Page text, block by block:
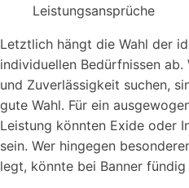
Leistungsansprüche
Letztlich hängt die Wahl der
individuellen Bedürfnissen ab.
und Zuverlässigkeit suchen,
gute Wahl. Für ein
Leistung könnten Exide oder
sein. Wer hingegen
legt, könnte bei Banner fündig